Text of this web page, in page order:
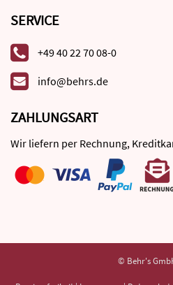
SERVICE
+49 40 22 70 08-0
info@behrs.de
ZAHLUNGSART
Wir liefern per Rechnung,
© Behr's